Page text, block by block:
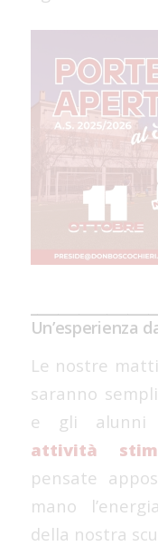
Un’esperienza
Le nostre
saranno
e gli alunni
attività
pensate
mano
della nostra